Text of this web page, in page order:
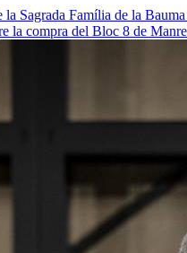
Sagrada Família de la
la compra del Bloc 8 de